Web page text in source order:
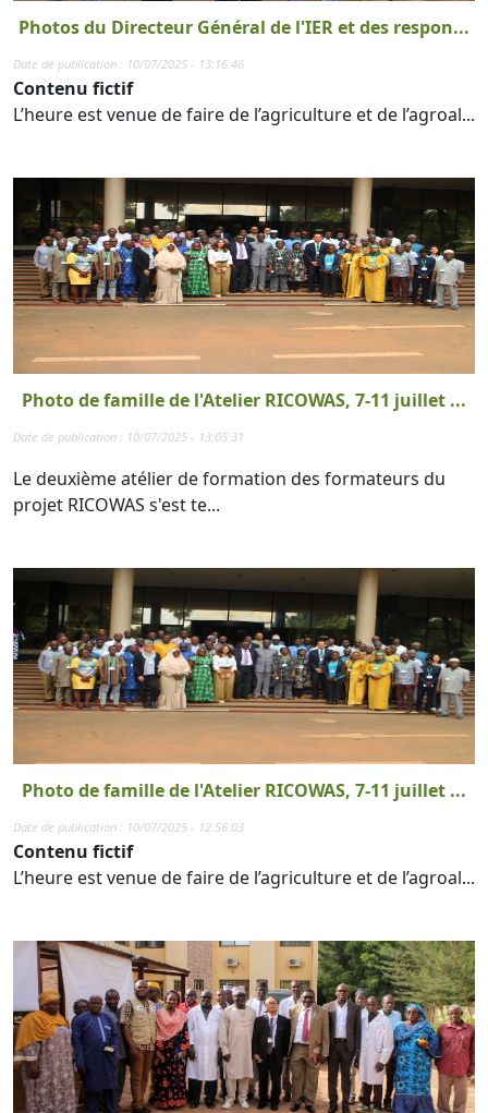
Photos du Directeur Général de l'IER et des respon...
Date de publication : 10/07/2025 - 13:16:46
Contenu fictif
L’heure est venue de faire de l’agriculture et de l’agroal...
Photo de famille de l'Atelier RICOWAS, 7-11 juillet ...
Date de publication : 10/07/2025 - 13:05:31
Le deuxième atélier de formation des formateurs du
projet RICOWAS s'est te...
Photo de famille de l'Atelier RICOWAS, 7-11 juillet ...
Date de publication : 10/07/2025 - 12:56:03
Contenu fictif
L’heure est venue de faire de l’agriculture et de l’agroal...